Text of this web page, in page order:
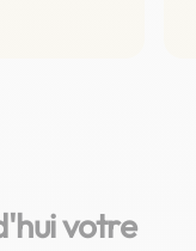
votre